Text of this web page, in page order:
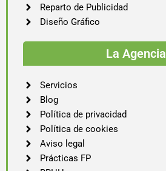
Reparto de Publicidad
Diseño Gráfico
La Agencia
Servicios
Blog
Política de privacidad
Política de cookies
Aviso legal
Prácticas FP